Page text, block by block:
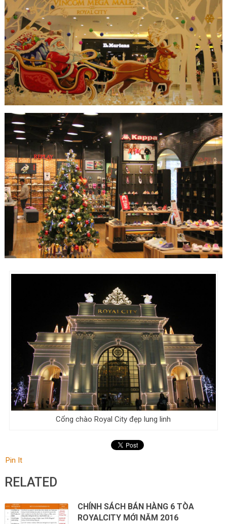
Cổng chào Royal City đẹp lung linh
Pin It
RELATED
CHÍNH SÁCH BÁN HÀNG 6 TÒA
ROYALCITY MỚI NĂM 2016